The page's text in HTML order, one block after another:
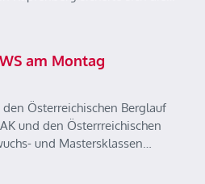
am Montag
Österreichischen Berglauf
und den Österrreichischen
und Mastersklassen…